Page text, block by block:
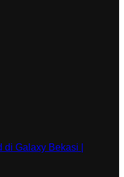
Galaxy Bekasi |